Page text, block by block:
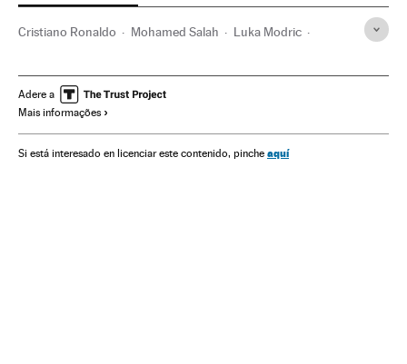
Cristiano Ronaldo Mohamed Salah Luka Modric
Times esportes América do Sul
Champions League 2018/2019
Champions League Futebol Competições Esportes
Adere a
Mais informações
Si está interesado en licenciar este contenido, pinche aquí